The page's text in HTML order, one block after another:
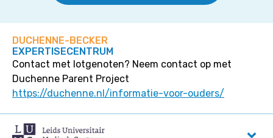
DUCHENNE-BECKER
EXPERTISECENTRUM
Contact met lotgenoten? Neem contact op met
Duchenne Parent Project
https://duchenne.nl/informatie-voor-ouders/